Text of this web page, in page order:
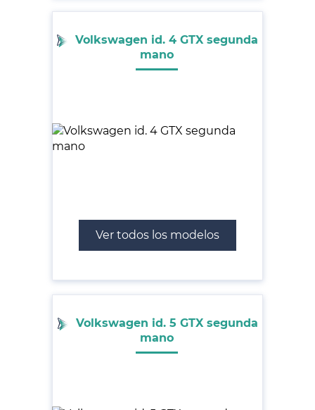
Volkswagen id. 4 GTX segunda
mano
Ver todos los modelos
Volkswagen id. 5 GTX segunda
mano